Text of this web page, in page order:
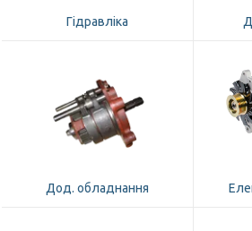
Гідравліка
Дод. обладнання